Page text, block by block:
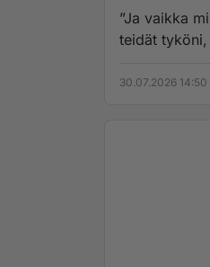
”Ja vaikka
teidät
30.07.2026 14:50